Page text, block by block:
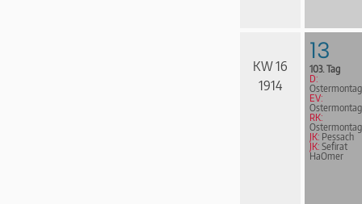
KW 16
1914
13
103. Tag
D:
Ostermontag
EV:
Ostermontag
RK:
Ostermontag
JK: Pessach
JK: Sefirat
HaOmer